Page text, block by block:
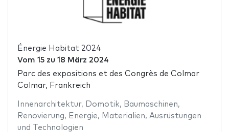
Énergie Habitat 2024
Vom 15zu 18 März 2024
Parc des expositions et des Congrès de Colmar
Colmar, Frankreich
Innenarchitektur, Domotik, Baumaschinen,
Renovierung, Energie, Materialien, Ausrüstungen
und Technologien